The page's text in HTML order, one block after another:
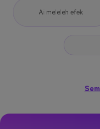
Ai meleleh efek